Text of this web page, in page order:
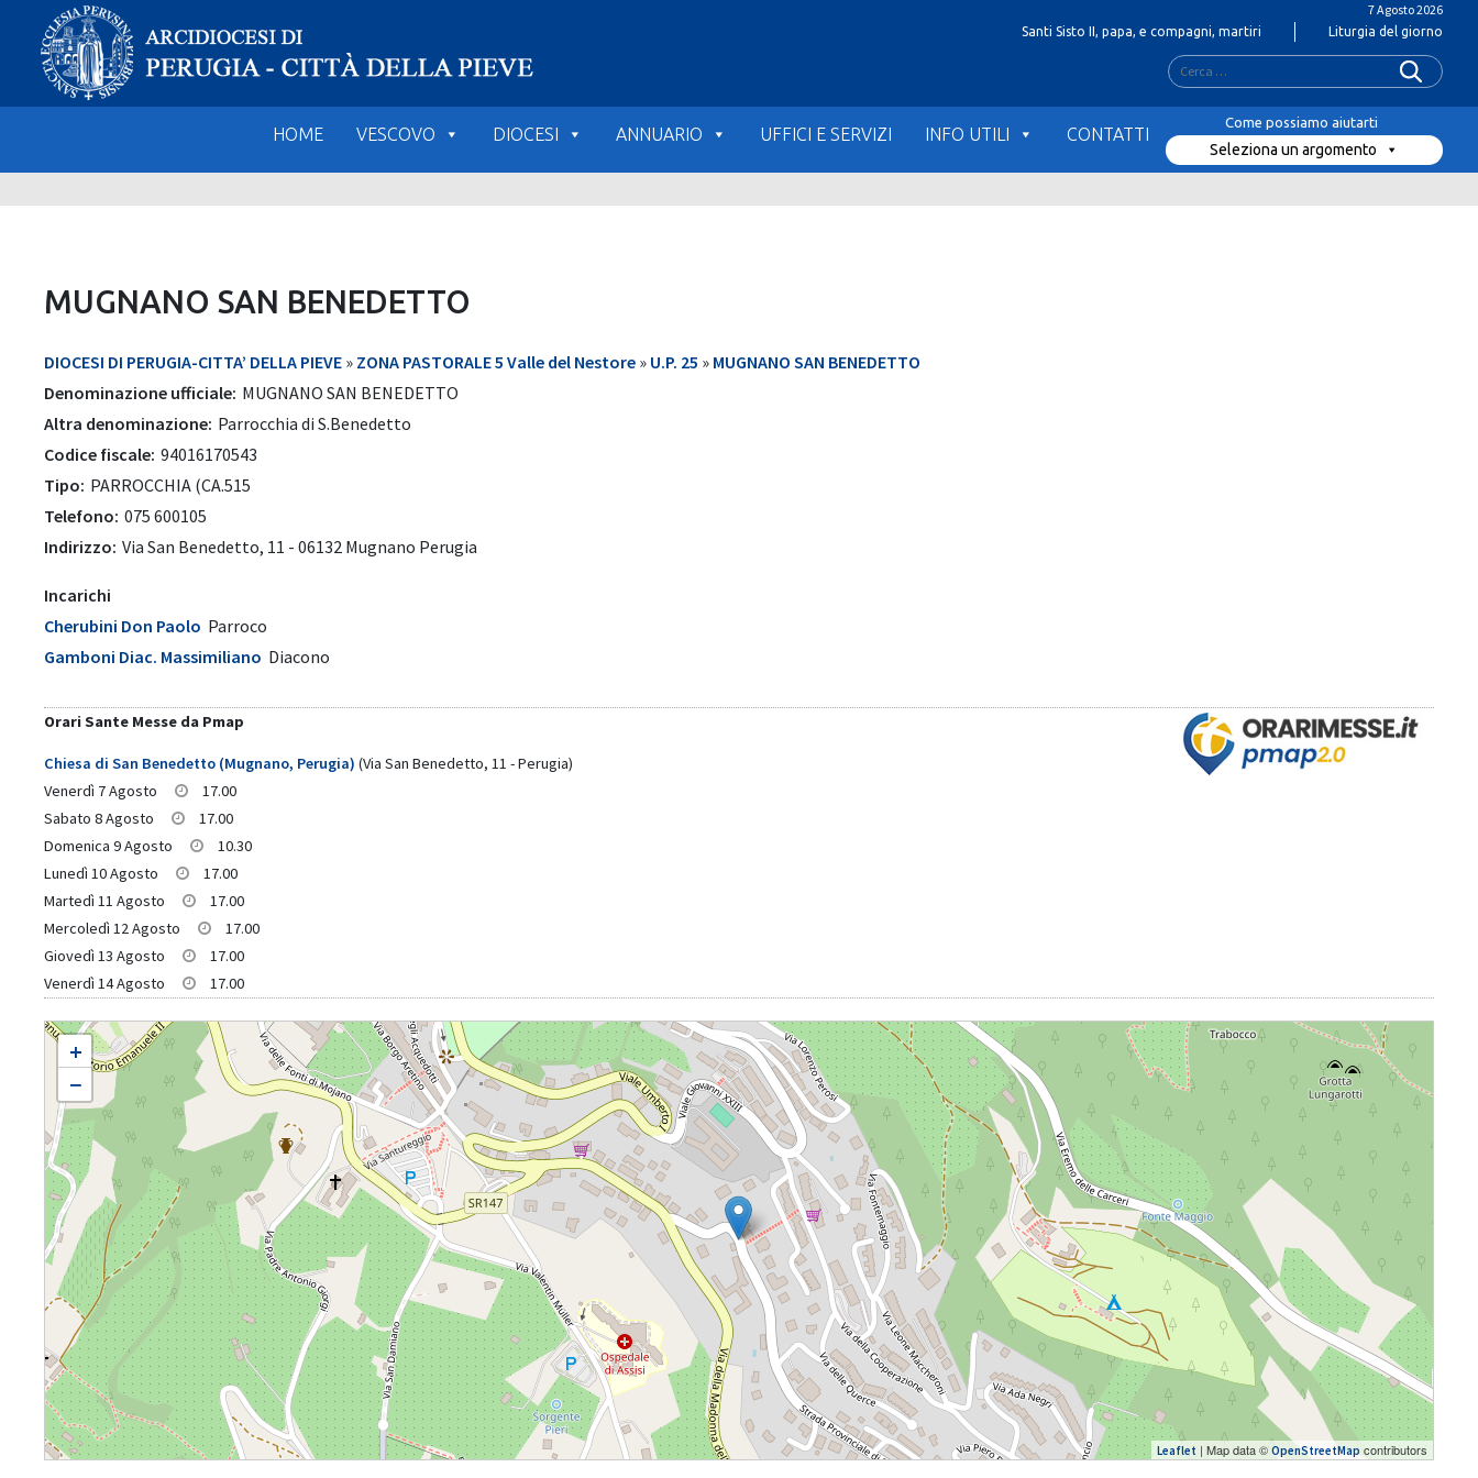
content
7 Agosto 2026
Santi Sisto II, papa, e compagni, martiri Liturgia del giorno
Ricerca
per:
HOME VESCOVO DIOCESI ANNUARIO UFFICI E SERVIZI INFO UTILI CONTATTI
Seleziona un argomento
MUGNANO SAN BENEDETTO
DIOCESI DI PERUGIA-CITTA’ DELLA PIEVE » ZONA PASTORALE 5 Valle del Nestore » U.P. 25 » MUGNANO SAN BENEDETTO
Denominazione ufficiale: MUGNANO SAN BENEDETTO
Altra denominazione: Parrocchia di S.Benedetto
Codice fiscale: 94016170543
Tipo: PARROCCHIA (CA.515
Telefono: 075 600105
Indirizzo: Via San Benedetto, 11 - 06132 Mugnano Perugia
Incarichi
Cherubini Don Paolo Parroco
Gamboni Diac. Massimiliano Diacono
Orari Sante Messe da Pmap
Chiesa di San Benedetto (Mugnano, Perugia) (Via San Benedetto, 11 - Perugia)
Venerdì 7 Agosto
17.00
Sabato 8 Agosto
17.00
Domenica 9 Agosto
10.30
Lunedì 10 Agosto
17.00
Martedì 11 Agosto
17.00
Mercoledì 12 Agosto
17.00
Giovedì 13 Agosto
17.00
Venerdì 14 Agosto
17.00
MUGNANO SAN BENEDETTO
+
−
Leaflet | Map data © OpenStreetMap contributors